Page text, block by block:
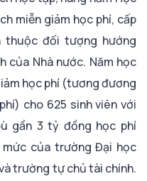
miễn giảm học phí, cấp
thuộc đối tượng hướng
của Nhà nước. Năm học
học phí (tương đương
cho 625 sinh viên với
gần 3 tỷ đồng học phí
của trường Đại học
trường tự chủ tài chính.